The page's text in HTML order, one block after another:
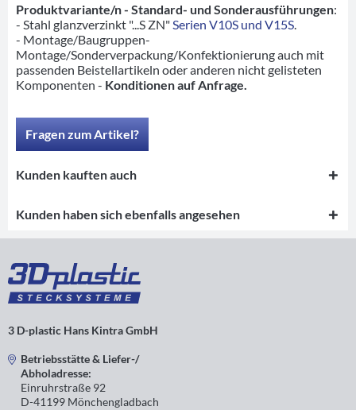
Produktvariante/n - Standard- und Sonderausführungen:
- Stahl glanzverzinkt "...S ZN" Serien V10S und V15S
- Montage/Baugruppen-
Montage/Sonderverpackung/Konfektionierung auch mit
passenden Beistellartikeln oder anderen nicht gelisteten
Komponenten - Konditionen auf Anfrage.
Fragen zum Artikel?
Kunden kauften auch
Kunden haben sich ebenfalls angesehen
3 D-plastic Hans Kintra GmbH
Betriebsstätte & Liefer-/
Abholadresse:
Einruhrstraße 92
D-41199 Mönchengladbach